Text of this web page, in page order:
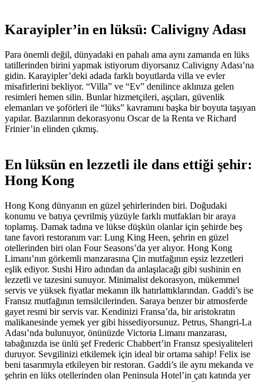
Karayipler’in en lüksü: Calivigny Adası
Para önemli değil, dünyadaki en pahalı ama aynı zamanda en lüks
tatillerinden birini yapmak istiyorum diyorsanız Calivigny Adası’na
gidin. Karayipler’deki adada farklı boyutlarda villa ve evler
misafirlerini bekliyor. “Villa” ve “Ev” denilince aklınıza gelen
resimleri hemen silin. Bunlar hizmetçileri, aşçıları, güvenlik
elemanları ve şoförleri ile “lüks” kavramını başka bir boyuta taşıyan
yapılar. Bazılarının dekorasyonu Oscar de la Renta ve Richard
Frinier’in elinden çıkmış.
En lüksün en lezzetli ile dans ettiği şehir:
Hong Kong
Hong Kong dünyanın en güzel şehirlerinden biri. Doğudaki
konumu ve batıya çevrilmiş yüzüyle farklı mutfakları bir araya
toplamış. Damak tadına ve lükse düşkün olanlar için şehirde beş
tane favori restoranım var: Lung King Heen, şehrin en güzel
otellerinden biri olan Four Seasons’da yer alıyor. Hong Kong
Limanı’nın görkemli manzarasına Çin mutfağının eşsiz lezzetleri
eşlik ediyor. Sushi Hiro adından da anlaşılacağı gibi sushinin en
lezzetli ve tazesini sunuyor. Minimalist dekorasyon, mükemmel
servis ve yüksek fiyatlar mekanın ilk hatırlattıklarından. Gaddi’s ise
Fransız mutfağının temsilcilerinden. Saraya benzer bir atmosferde
gayet resmi bir servis var. Kendinizi Fransa’da, bir aristokratın
malikanesinde yemek yer gibi hissediyorsunuz. Petrus, Shangri-La
Adası’nda bulunuyor, önünüzde Victoria Limanı manzarası,
tabağınızda ise ünlü şef Frederic Chabbert’in Fransız spesiyaliteleri
duruyor. Sevgilinizi etkilemek için ideal bir ortama sahip! Felix ise
beni tasarımıyla etkileyen bir restoran. Gaddi’s ile aynı mekanda ve
şehrin en lüks otellerinden olan Peninsula Hotel’in çatı katında yer